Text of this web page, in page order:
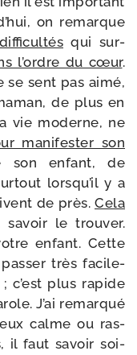
on remarque
qui sur­
l’ordre du cœur.
se sent pas aimé,
de plus en
vie moderne, ne
mani­fes­ter son
son enfant, de
lors­qu’il y a
de près. Cela
le trou­ver.
enfant. Cette
pas­ser très faci­le­
; c’est plus rapide
J’ai remar­qué
calme ou ras­
il faut savoir soi-​